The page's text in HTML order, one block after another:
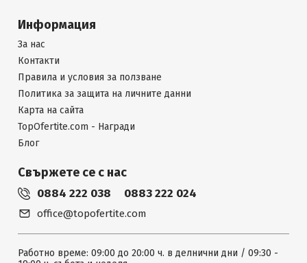
Информация
За нас
Контакти
Правила и условия за ползване
Политика за защита на личните данни
Карта на сайта
TopOfertite.com - Награди
Блог
Свържете се с нас
0884 222 038 0883 222 024
office@topofertite.com
Работно време: 09:00 до 20:00 ч. в делнични дни / 09:30 -